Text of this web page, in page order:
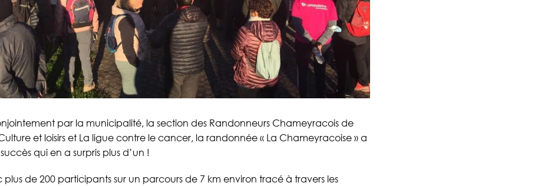
par la municipalité, la section des Randonneurs Chameyracois de
et loisirs et La ligue contre le cancer, la randonnée « La Chameyracoise » a
qui en a surpris plus d’un !
plus de 200 participants sur un parcours de 7 km environ tracé à travers les